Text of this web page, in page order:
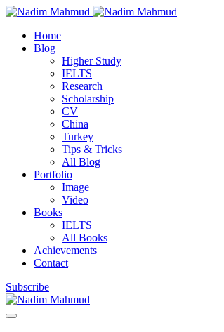
Home
Blog
Higher Study
IELTS
Research
Scholarship
CV
China
Turkey
Tips & Tricks
All Blog
Portfolio
Image
Video
Books
IELTS
All Books
Achievements
Contact
Subscribe